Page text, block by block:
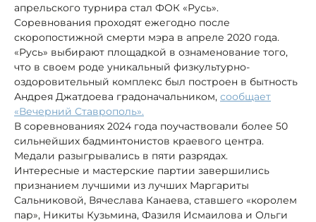
апрельского турнира стал ФОК «Русь».
Соревнования проходят ежегодно после
скоропостижной смерти мэра в апреле 2020 года.
«Русь» выбирают площадкой в ознаменование того,
что в своем роде уникальный физкультурно-
оздоровительный комплекс был построен в бытность
Андрея Джатдоева градоначальником, сообщает
«Вечерний Ставрополь».
В соревнованиях 2024 года поучаствовали более 50
сильнейших бадминтонистов краевого центра.
Медали разыгрывались в пяти разрядах.
Интересные и мастерские партии завершились
признанием лучшими из лучших Маргариты
Сальниковой, Вячеслава Канаева, ставшего «королем
пар», Никиты Кузьмина, Фазиля Исмаилова и Ольги